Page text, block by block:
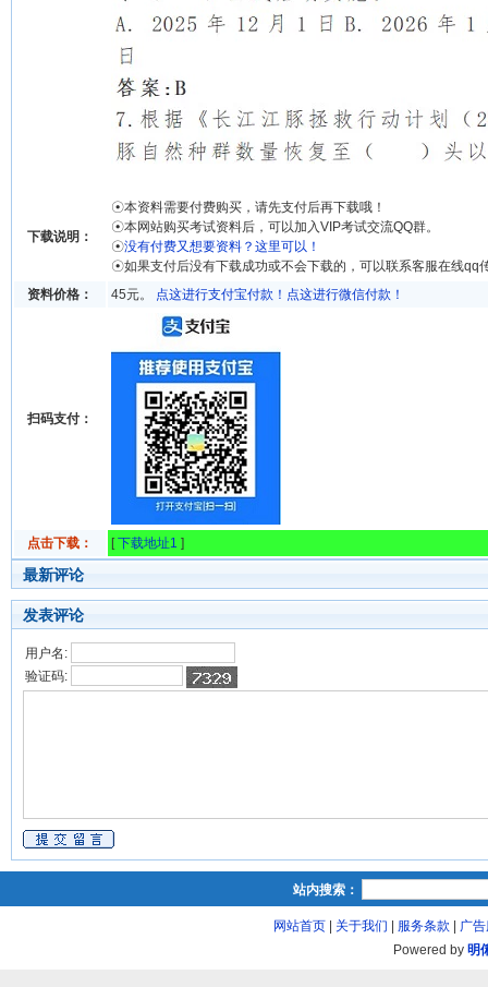
下载说明：
☉本资料需要付费购买，请先支付后再下载哦！
☉本网站购买考试资料后，可以加入VIP考试交流QQ群。
☉没有付费又想要资料？这里可以！
☉如果支付后没有下载成功或不会下载的，可以联系客服在线qq
资料价格：
45元。 点这进行支付宝付款！ 点这进行微信付款！
扫码支付：
点击下载： [下载地址1 ]
最新评论
发表评论
用户名:
验证码:
站内搜索：
网站首页| 关于我们 服务条款
广
Powered by 明